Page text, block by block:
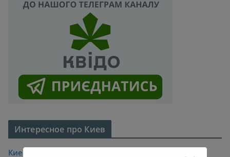
Интересное про Киев
Киевские легенды